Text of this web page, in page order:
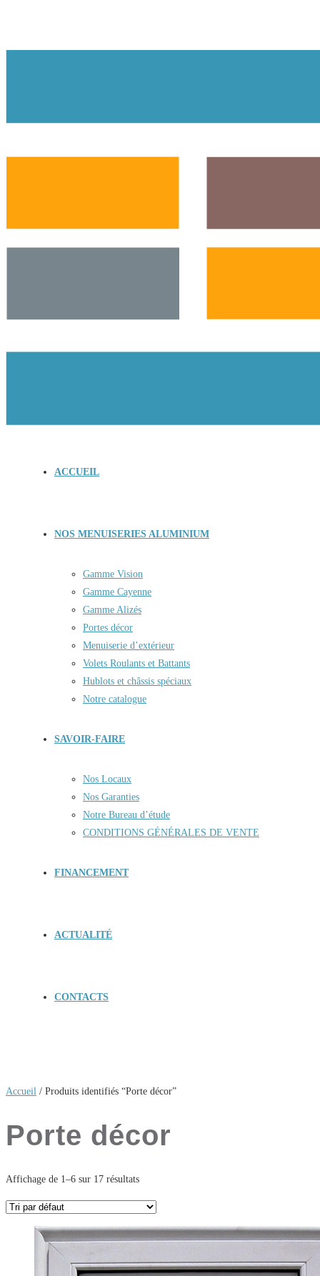
ACCUEIL
NOS MENUISERIES ALUMINIUM
Gamme Vision
Gamme Cayenne
Gamme Alizés
Portes décor
Menuiserie d’extérieur
Volets Roulants et Battants
Hublots et châssis spéciaux
Notre catalogue
SAVOIR-FAIRE
Nos Locaux
Nos Garanties
Notre Bureau d’étude
CONDITIONS GÉNÉRALES DE VENTE
FINANCEMENT
ACTUALITÉ
CONTACTS
Accueil / Produits identifiés “Porte décor”
Porte décor
Affichage de 1–6 sur 17 résultats